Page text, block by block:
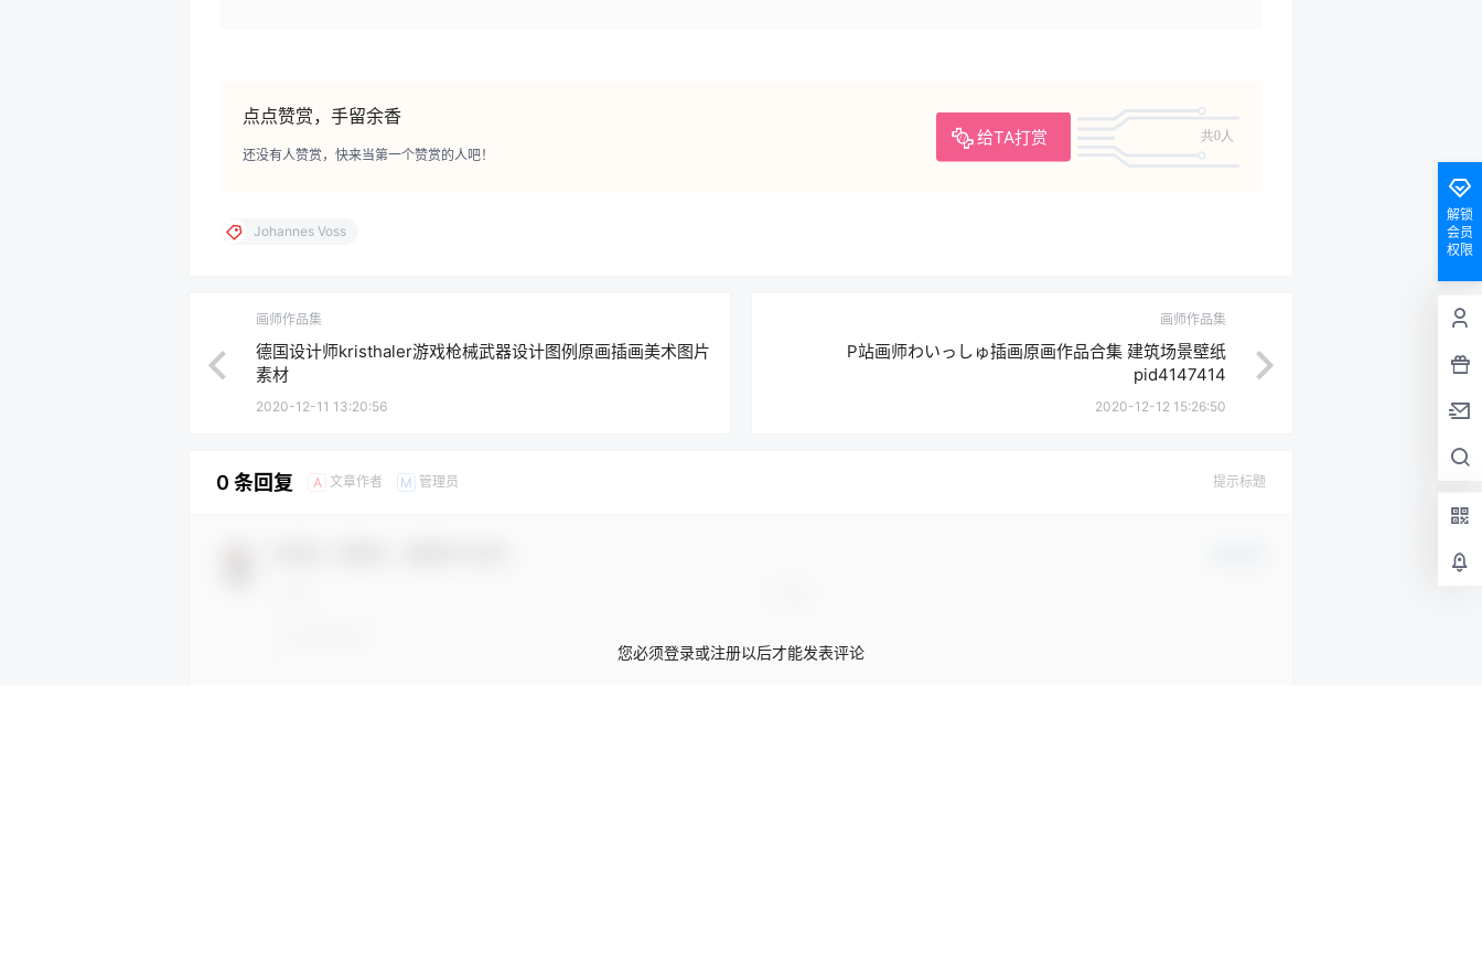
点点赞赏，手留余香
给TA打赏 共0人
还没有人赞赏，快来当第一个赞赏的人吧！
Johannes Voss
画师作品集
德国设计师kristhaler游戏枪械武器设计图例原画插画美术图片
素材
2020-12-11 13:20:56
画师作品集
P站画师わいっしゅ插画原画作品合集 建筑场景壁纸
pid4147414
2020-12-12 15:26:50
0 条回复 A 文章作者 M 管理员 提示标题
您必须登录或注册以后才能发表评论
解锁
会员
权限